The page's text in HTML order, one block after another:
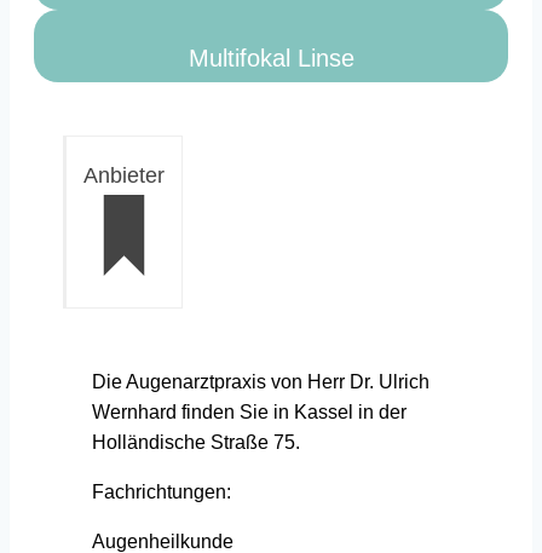
Multifokal Linse
Anbieter
Die Augenarztpraxis von Herr Dr. Ulrich
Wernhard finden Sie in Kassel in der
Holländische Straße 75.
Fachrichtungen:
Augenheilkunde